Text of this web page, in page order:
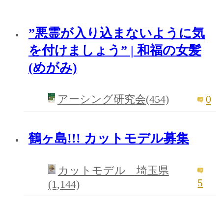
”悪霊が入り込まないように気
を付けましょう” | 和福の女髪
(めがみ)
アーシング研究会(454) 0
鶴ヶ島!!! カットモデル募集
カットモデル 埼玉県
(1,144)
5